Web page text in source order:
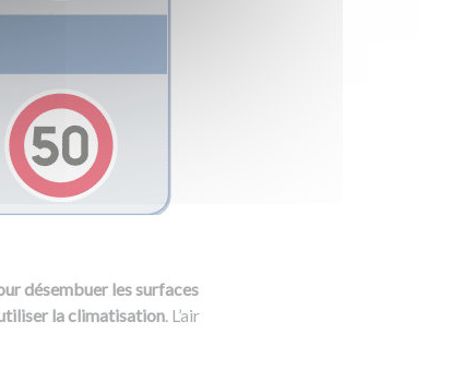
désembuer les surfaces
la climatisation. L’air